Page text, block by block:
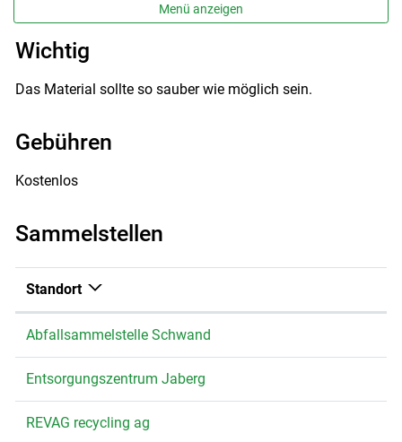
Menü anzeigen
Wichtig
Das Material sollte so sauber wie möglich sein.
Gebühren
Kostenlos
Sammelstellen
Standort
Abfallsammelstelle Schwand
Entsorgungszentrum Jaberg
REVAG recycling ag